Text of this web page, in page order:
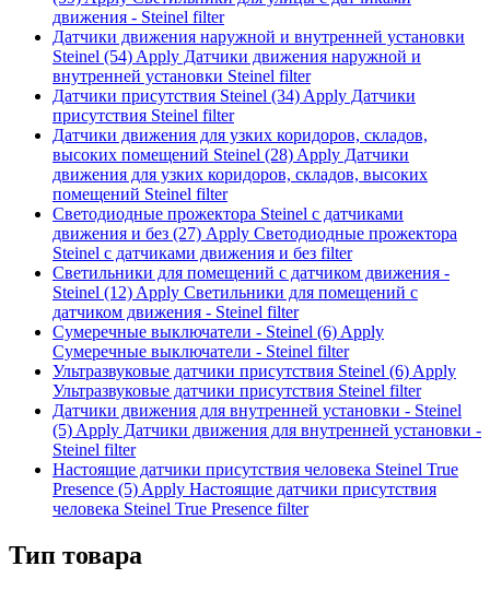
движения - Steinel filter
Датчики движения наружной и внутренней установки
Steinel (54) Apply Датчики движения наружной и
внутренней установки Steinel filter
Датчики присутствия Steinel (34) Apply Датчики
присутствия Steinel filter
Датчики движения для узких коридоров, складов,
высоких помещений Steinel (28) Apply Датчики
движения для узких коридоров, складов, высоких
помещений Steinel filter
Светодиодные прожектора Steinel с датчиками
движения и без (27) Apply Светодиодные прожектора
Steinel с датчиками движения и без filter
Светильники для помещений с датчиком движения -
Steinel (12) Apply Светильники для помещений с
датчиком движения - Steinel filter
Сумеречные выключатели - Steinel (6) Apply
Сумеречные выключатели - Steinel filter
Ультразвуковые датчики присутствия Steinel (6) Apply
Ультразвуковые датчики присутствия Steinel filter
Датчики движения для внутренней установки - Steinel
(5) Apply Датчики движения для внутренней установки -
Steinel filter
Настоящие датчики присутствия человека Steinel True
Presence (5) Apply Настоящие датчики присутствия
человека Steinel True Presence filter
Тип товара